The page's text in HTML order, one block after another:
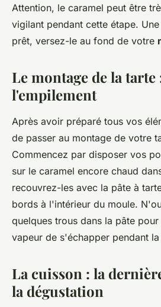
Attention, le caramel peut être
vigilant pendant cette étape.
prêt, versez-le au fond de votre
Le montage de la
l'empilement
Après avoir préparé tous vos
de passer au montage de votre
Commencez par disposer vos
sur le caramel encore chaud
recouvrez-les avec la pâte à
bords à l'intérieur du moule.
quelques trous dans la pâte
vapeur de s'échapper pendant
La cuisson : la
la dégustation